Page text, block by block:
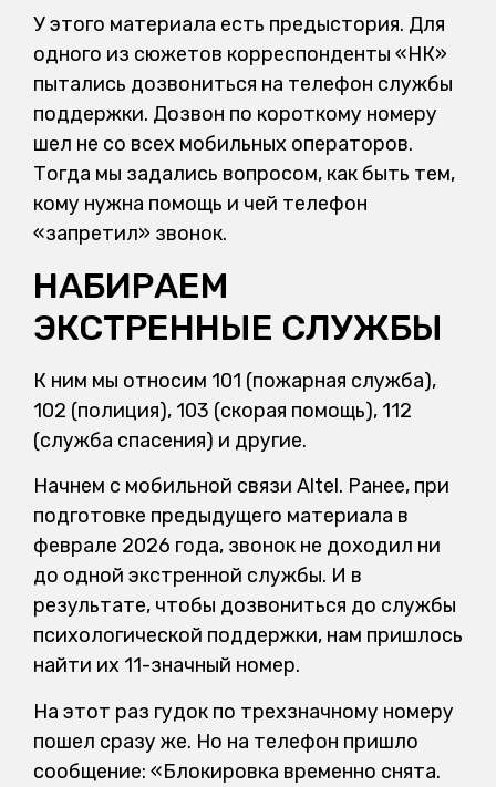
У этого материала есть предыстория. Для
одного из сюжетов корреспонденты «НК»
пытались дозвониться на телефон службы
поддержки. Дозвон по короткому номеру
шел не со всех мобильных операторов.
Тогда мы задались вопросом, как быть тем,
кому нужна помощь и чей телефон
«запретил» звонок.
НАБИРАЕМ
ЭКСТРЕННЫЕ СЛУЖБЫ
К ним мы относим 101 (пожарная служба),
102 (полиция), 103 (скорая помощь), 112
(служба спасения) и другие.
Начнем с мобильной связи Altel. Ранее, при
подготовке предыдущего материала в
феврале 2026 года, звонок не доходил ни
до одной экстренной службы. И в
результате, чтобы дозвониться до службы
психологической поддержки, нам пришлось
найти их 11-значный номер.
На этот раз гудок по трехзначному номеру
пошел сразу же. Но на телефон пришло
сообщение: «Блокировка временно снята.